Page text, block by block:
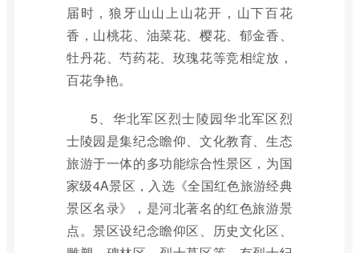
届时，狼牙山山上山花开，山下百花
香，山桃花、油菜花、樱花、郁金香、
牡丹花、芍药花、玫瑰花等竞相绽放，
百花争艳。
5、华北军区烈士陵园华北军区烈
士陵园是集纪念瞻仰、文化教育、生态
旅游于一体的多功能综合性景区，为国
家级4A景区，入选《全国红色旅游经典
景区名录》，是河北著名的红色旅游景
点。景区设纪念瞻仰区、历史文化区、